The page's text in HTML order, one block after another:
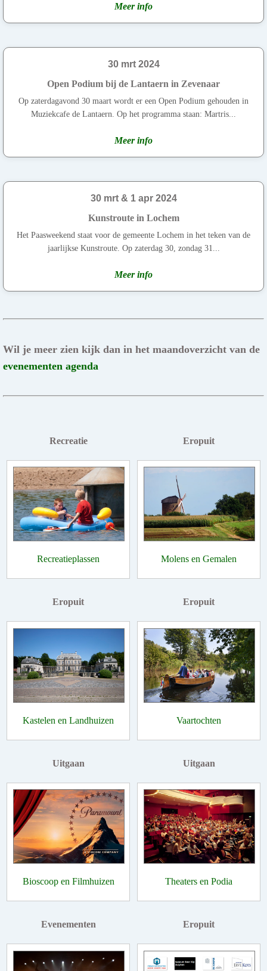
Meer info
30 mrt 2024
Open Podium bij de Lantaern in Zevenaar
Op zaterdagavond 30 maart wordt er een Open Podium gehouden in
Muziekcafe de Lantaern. Op het programma staan: Martris...
Meer info
30 mrt & 1 apr 2024
Kunstroute in Lochem
Het Paasweekend staat voor de gemeente Lochem in het teken van de
jaarlijkse Kunstroute. Op zaterdag 30, zondag 31...
Meer info
Wil je meer zien kijk dan in het maandoverzicht van de
evenementen agenda
Recreatie
Recreatieplassen
Eropuit
Molens en Gemalen
Eropuit
Kastelen en Landhuizen
Eropuit
Vaartochten
Uitgaan
Bioscoop en Filmhuizen
Uitgaan
Theaters en Podia
Evenementen Eropuit